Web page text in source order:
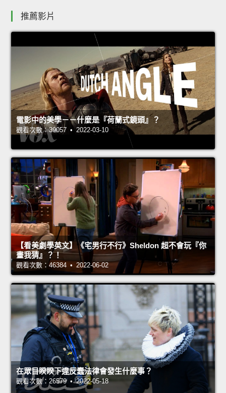
推薦影片
電影中的美學－－什麼是『荷蘭式鏡頭』？
觀看次數：39057 • 2022-03-10
【看美劇學英文】《宅男行不行》Sheldon 超不會玩『你
畫我猜』？！
觀看次數：46384 • 2022-06-02
在眾目睽睽下違反蠢法律會發生什麼事？
觀看次數：26579 • 2022-05-18